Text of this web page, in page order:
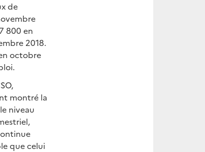
de
800 en
2018.
octobre
montré la
niveau
que celui